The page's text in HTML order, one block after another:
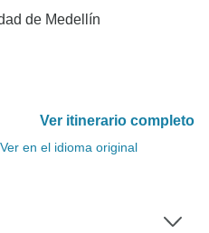
de Medellín
Ver itinerario completo
Ver en el idioma original